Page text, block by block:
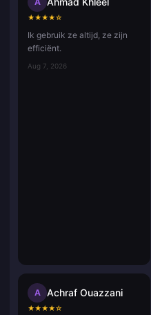
★★★★☆
Ik gebruik ze altijd, ze zijn
efficiënt.
Aug 7, 2026
A Achraf Ouazzani
★★★★☆